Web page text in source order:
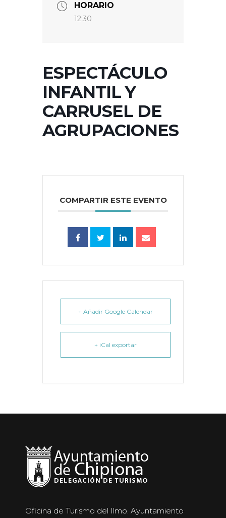
HORARIO
12:30
ESPECTÁCULO
INFANTIL Y
CARRUSEL DE
AGRUPACIONES
COMPARTIR ESTE EVENTO
+ Añadir Google Calendar
+ iCal exportar
Oficina de Turismo del Ilmo. Ayuntamiento